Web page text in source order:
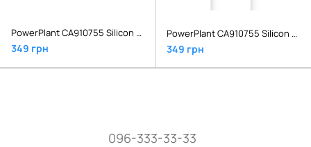
PowerPlant CA910755 Silicon Cable USB - Lighting 2м White
349 грн
PowerPlant CA910755 Silicon Cable USB - Type-C 2м White
349 грн
096-333-33-33